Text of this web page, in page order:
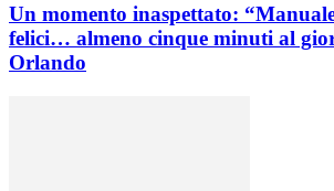
Un momento inaspettato: “Manuale
felici… almeno cinque minuti al
Orlando